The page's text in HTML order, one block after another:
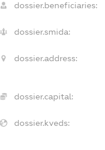
dossier.beneficiaries:
dossier.smida:
dossier.address:
dossier.capital:
dossier.kveds: